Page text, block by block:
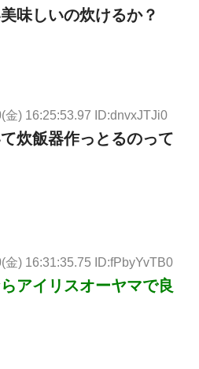
味しいの炊けるか？
金) 16:25:53.97 ID:dnvxJTJi0
炊飯器作っとるのって
金) 16:31:35.75 ID:fPbyYvTB0
アイリスオーヤマで良